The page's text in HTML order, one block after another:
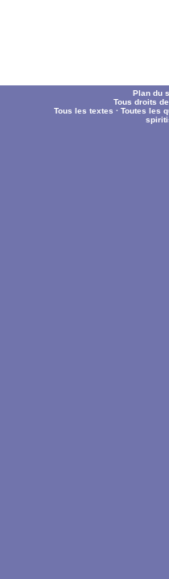
Plan du
Tous droits
Tous les textes ·Toutes les